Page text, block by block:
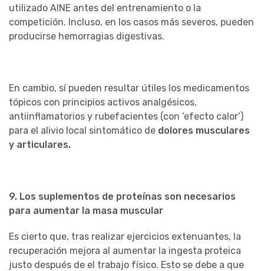
utilizado AINE antes del entrenamiento o la
competición. Incluso, en los casos más severos, pueden
producirse hemorragias digestivas.
En cambio, sí pueden resultar útiles los medicamentos
tópicos con principios activos analgésicos,
antiinflamatorios y rubefacientes (con ‘efecto calor’)
para el alivio local sintomático de dolores musculares
y articulares.
9. Los suplementos de proteínas son necesarios
para aumentar la masa muscular
Es cierto que, tras realizar ejercicios extenuantes, la
recuperación mejora al aumentar la ingesta proteica
justo después de el trabajo físico. Esto se debe a que